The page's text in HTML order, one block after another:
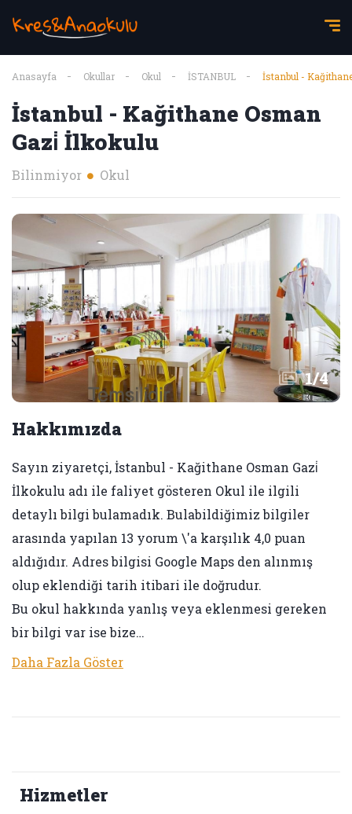
Anasayfa Okullar Okul İSTANBUL İstanbul -
İstanbul - Kağithane Osman
Gazi̇ İlkokulu
Bilinmiyor Okul
1/4
Hakkımızda
Sayın ziyaretçi, İstanbul - Kağithane Osman Gazi̇
İlkokulu adı ile faliyet gösteren Okul ile ilgili
detaylı bilgi bulamadık. Bulabildiğimiz bilgiler
arasında yapılan 13 yorum \'a karşılık 4,0 puan
aldığıdır. Adres bilgisi Google Maps den alınmış
olup eklendiği tarih itibari ile doğrudur.
Bu okul hakkında yanlış veya eklenmesi gereken
bir bilgi var ise bize…
Daha Fazla Göster
Hizmetler